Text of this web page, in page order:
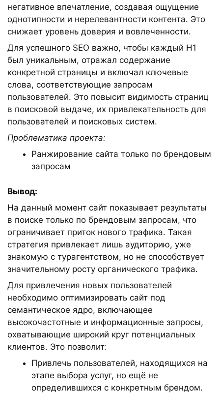
негативное впечатление, создавая ощущение
однотипности и нерелевантности контента. Это
снижает уровень доверия и вовлеченности.
Для успешного SEO важно, чтобы каждый H1
был уникальным, отражал содержание
конкретной страницы и включал ключевые
слова, соответствующие запросам
пользователей. Это повысит видимость страниц
в поисковой выдаче, их привлекательность для
пользователей и поисковых систем.
Проблематика проекта:
Ранжирование сайта только по брендовым
запросам
Вывод:
На данный момент сайт показывает результаты
в поиске только по брендовым запросам, что
ограничивает приток нового трафика. Такая
стратегия привлекает лишь аудиторию, уже
знакомую с турагентством, но не способствует
значительному росту органического трафика.
Для привлечения новых пользователей
необходимо оптимизировать сайт под
семантическое ядро, включающее
высокочастотные и информационные запросы,
охватывающие широкий круг потенциальных
клиентов. Это позволит:
Привлечь пользователей, находящихся на
этапе выбора услуг, но ещё не
определившихся с конкретным брендом.